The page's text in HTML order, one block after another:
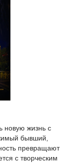
новую жизнь с
бывший,
превращают
с творческим